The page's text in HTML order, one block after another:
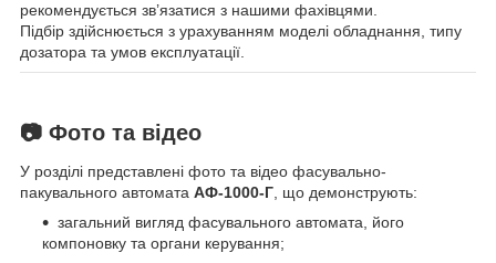
рекомендується зв’язатися з нашими фахівцями.
Підбір здійснюється з урахуванням моделі обладнання, типу
дозатора та умов експлуатації.
📷 Фото та відео
У розділі представлені фото та відео фасувально-
пакувального автомата АФ-1000-Г , що демонструють:
загальний вигляд фасувального автомата, його
компоновку та органи керування;